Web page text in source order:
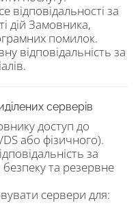
відповідальності за
дій Замовника,
помилок.
відповідальність за
серверів
доступ до
або фізичного).
за
та резервне
сервери для: